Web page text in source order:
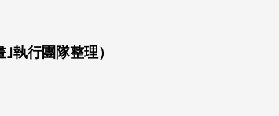
執行團隊整理）